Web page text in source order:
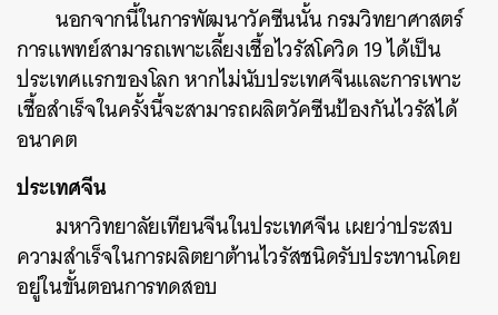
นอกจากนี้ในการพัฒนาวัคซีนนั้นกรมวิทยาศาสตร์
การแพทย์สามารถเพาะเลี้ยงเชื้อไวรัสโควิด19ได้เป็น
ประเทศแรกของโลกหากไม่นับประเทศจีนและการเพาะ
เชื้อสำเร็จในครั้งนี้จะสามารถผลิตวัคซีนป้องกันไวรัสได้
อนาคต
ประเทศจีน
มหาวิทยาลัยเทียนจีนในประเทศจีน​เผยว่าประสบ
ความสำเร็จในการผลิตยาต้านไวรัสชนิดรับประทานโดย
อยู่ในขั้นตอนการทดสอบ